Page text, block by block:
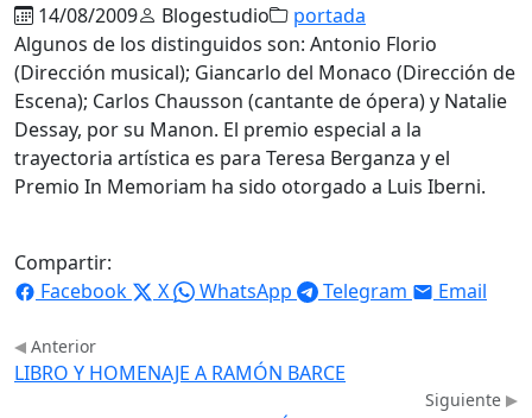
14/08/2009
Blogestudio
portada
Algunos de los distinguidos son: Antonio Florio
(Dirección musical); Giancarlo del Monaco (Dirección de
Escena); Carlos Chausson (cantante de ópera) y Natalie
Dessay, por su Manon. El premio especial a la
trayectoria artística es para Teresa Berganza y el
Premio In Memoriam ha sido otorgado a Luis Iberni.
Compartir:
Facebook
X WhatsApp Telegram Email
Anterior
LIBRO Y HOMENAJE A RAMÓN BARCE
Siguiente